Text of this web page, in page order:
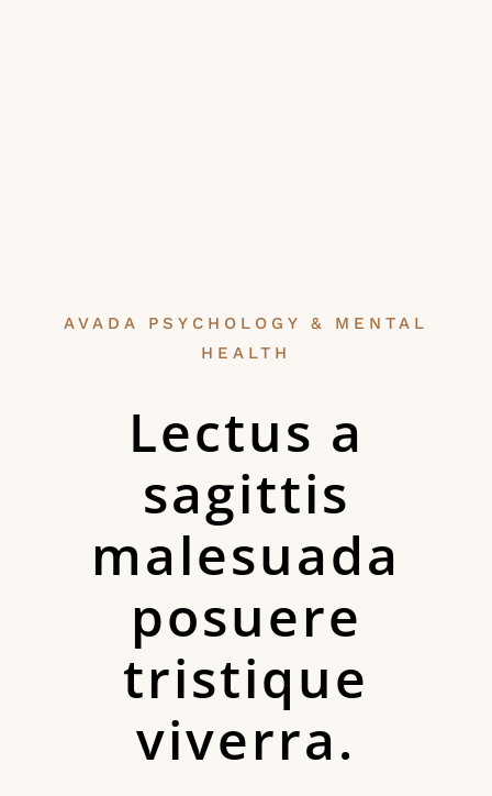
AVADA PSYCHOLOGY & MENTAL
HEALTH
Lectus a
sagittis
malesuada
posuere
tristique
viverra.